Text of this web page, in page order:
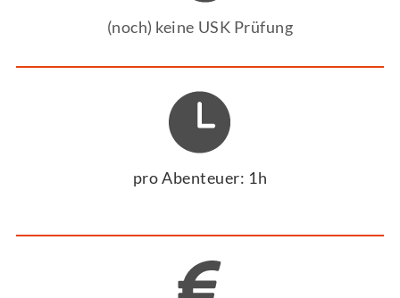
(noch) keine USK Prüfung
pro Abenteuer: 1h